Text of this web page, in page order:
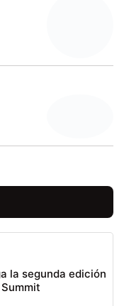
la segunda edición